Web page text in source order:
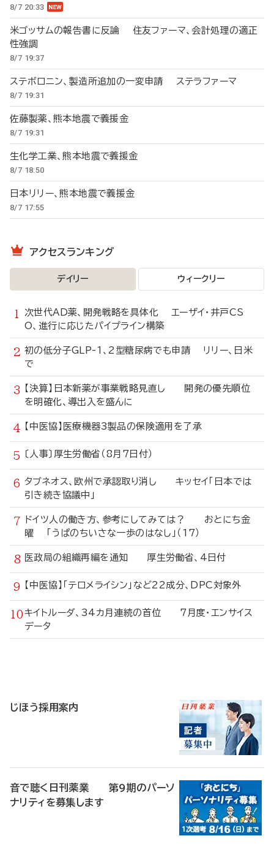
8/7 20:33
米ゴッサムの報告書に反論 住友ファーマ、会計処理の適正
性強調
8/7 19:37
ステボロニン、製造所追加の一変申請 ステラファーマ
8/7 19:31
佐藤製薬、熊本地震で義援金
8/7 19:31
生化学工業、熊本地震で義援金
8/7 18:50
日本リリー、熊本地震で義援金
8/7 17:55
アクセスランキング
デイリー ウィークリー
次世代AD薬、開発戦略を具体化 エーザイ・井戸CS
O、進行に応じたパイプライン構築
初の低分子GLP-1、2型糖尿病でも申請 リリー、日米
で
【決算】日本新薬が事業戦略見直し 開発の優先順位
を明確化、導出入を盛んに
【中医協】医療機器3製品の保険適用を了承
〔人事〕厚生労働省（8月7日付）
タブネオス、欧州で承認取り消し キッセイ「日本では
引き続き協議中」
ドイツ人の働き方、参考にしてみては？ おとにち金
曜 「うぱのちいさな一歩のはなし」（17）
医政局の組織再編を通知 厚生労働省、4日付
【中医協】「テロメライシン」など22成分、DPC対象外
キイトルーダ、34カ月連続の首位 7月度・エンサイス
データ
じほう採用案内
音で聴く日刊薬業 第9期のパーソ
ナリティを募集します